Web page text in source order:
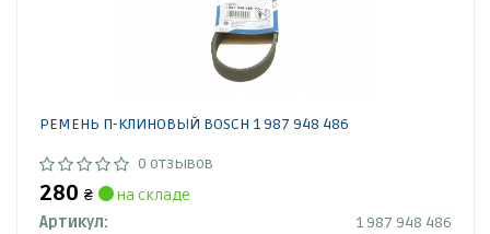
РЕМЕНЬ П-КЛИНОВЫЙ BOSCH 1 987 948 486
0 отзывов
280 ₴
на складе
Артикул:
1 987 948 486